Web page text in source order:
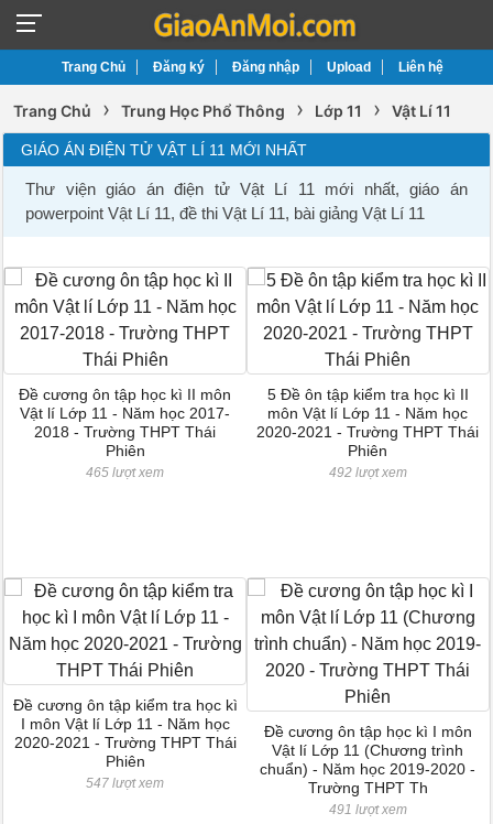
Trang Chủ Đăng ký Đăng nhập Upload Liên hệ
Trang Chủ › Trung Học Phổ Thông › Lớp 11 › Vật Lí 11
GIÁO ÁN ĐIỆN TỬ VẬT LÍ 11 MỚI NHẤT
Thư viện giáo án điện tử Vật Lí 11 mới nhất, giáo án
powerpoint Vật Lí 11, đề thi Vật Lí 11, bài giảng Vật Lí 11
Đề cương ôn tập học kì II môn
Vật lí Lớp 11 - Năm học 2017-
2018 - Trường THPT Thái
Phiên
465 lượt xem
5 Đề ôn tập kiểm tra học kì II
môn Vật lí Lớp 11 - Năm học
2020-2021 - Trường THPT Thái
Phiên
492 lượt xem
Đề cương ôn tập kiểm tra học kì
I môn Vật lí Lớp 11 - Năm học
2020-2021 - Trường THPT Thái
Phiên
547 lượt xem
Đề cương ôn tập học kì I môn
Vật lí Lớp 11 (Chương trình
chuẩn) - Năm học 2019-2020 -
Trường THPT Th
491 lượt xem